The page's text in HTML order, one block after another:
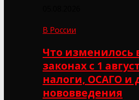
В России
Что изменилось
законах с 1
налоги, ОСАГО и
нововведения